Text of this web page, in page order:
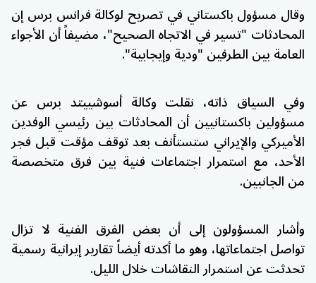
وقال مسؤول باكستاني في تصريح لوكالةفرانس برسإن
المحادثات "تسير في الاتجاه الصحيح"، مضيفاً أن الأجواء
العامة بين الطرفين "ودية وإيجابية".
وفي السياق ذاته، نقلت وكالةأسوشييتد برس عن
مسؤولين باكستانيين أن المحادثات بين رئيسي الوفدين
الأميركي والإيراني ستستأنف بعد توقف مؤقت قبل فجر
الأحد، مع استمرار اجتماعات فنية بين فرق متخصصة
من الجانبين.
وأشار المسؤولون إلى أن بعض الفرق الفنية لا تزال
تواصل اجتماعاتها، وهو ما أكدته أيضاً تقارير إيرانية رسمية
تحدثت عن استمرار النقاشات خلال الليل.